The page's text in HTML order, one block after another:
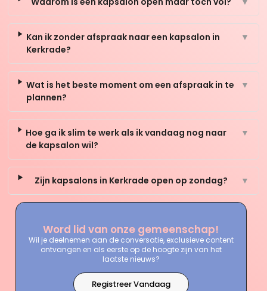
Kan ik zonder afspraak naar een kapsalon in
Kerkrade?
▼
Wat is het beste moment om een afspraak in te
plannen?
▼
Hoe ga ik slim te werk als ik vandaag nog naar
de kapsalon wil?
▼
Zijn kapsalons in Kerkrade open op zondag? ▼
Word lid van onze gemeenschap!
Wil je deelnemen aan de conversatie, exclusieve content
ontvangen en als eerste op de hoogte zijn van het
laatste nieuws?
Registreer Vandaag